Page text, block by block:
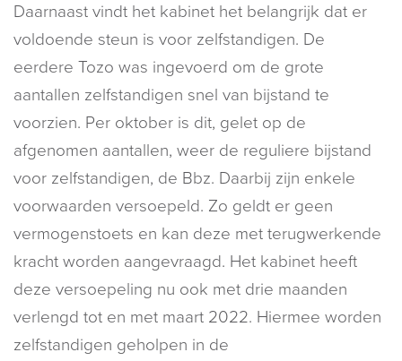
Daarnaast vindt het kabinet het belangrijk dat er
voldoende steun is voor zelfstandigen. De
eerdere Tozo was ingevoerd om de grote
aantallen zelfstandigen snel van bijstand te
voorzien. Per oktober is dit, gelet op de
afgenomen aantallen, weer de reguliere bijstand
voor zelfstandigen, de Bbz. Daarbij zijn enkele
voorwaarden versoepeld. Zo geldt er geen
vermogenstoets en kan deze met terugwerkende
kracht worden aangevraagd. Het kabinet heeft
deze versoepeling nu ook met drie maanden
verlengd tot en met maart 2022. Hiermee worden
zelfstandigen geholpen in de